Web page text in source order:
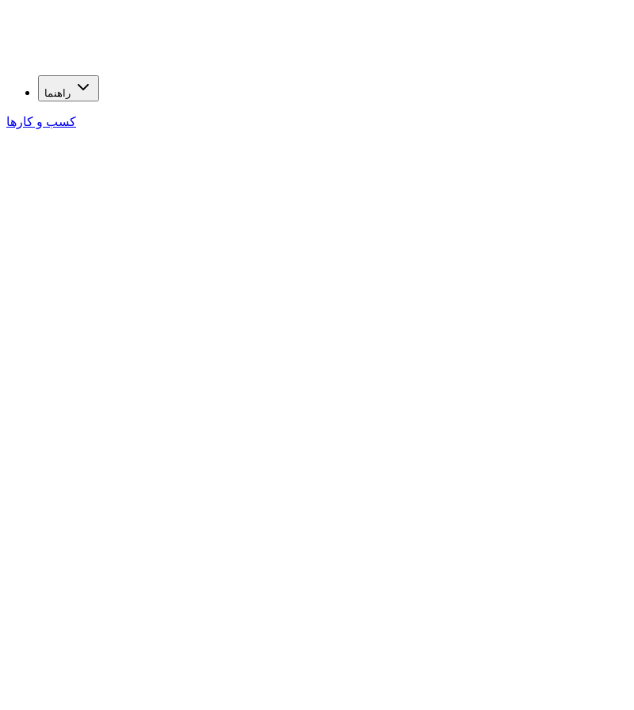
راهنما
کسب و کارها